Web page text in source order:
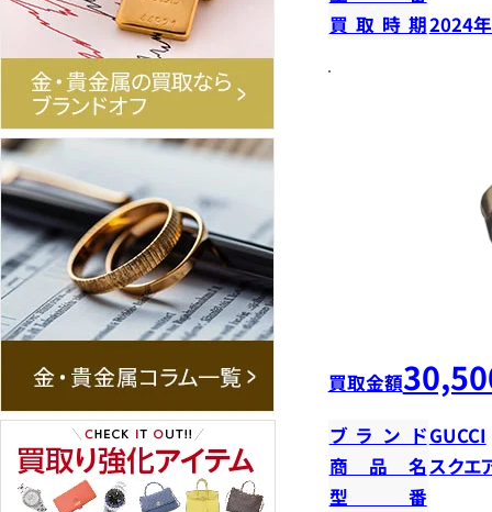
買取時期2024
買取金額
ブランドGUCCI
商品名スクエ
型番